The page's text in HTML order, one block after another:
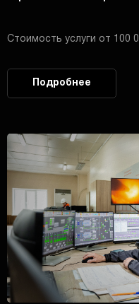
Стоимость услуги от 100
Подробнее